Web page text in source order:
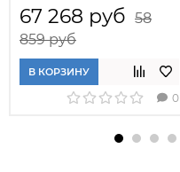
67 268 руб 58
859 руб
В КОРЗИНУ
0